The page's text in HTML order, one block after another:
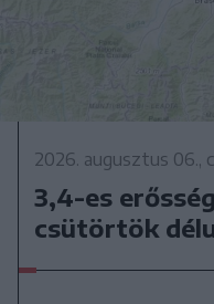
2026. augusztus
3,4-es
csütörtök